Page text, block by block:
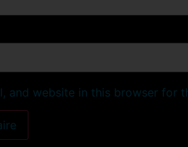
and website in this browser for